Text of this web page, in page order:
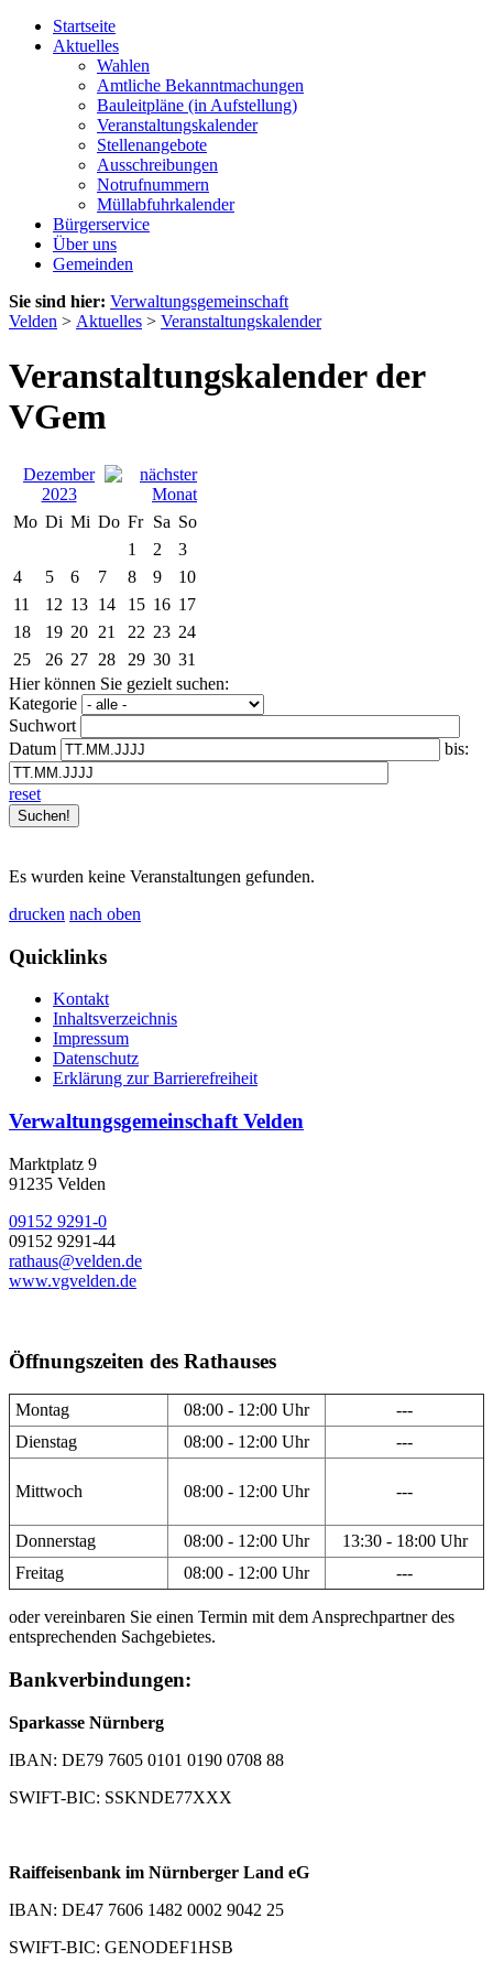
Startseite
Aktuelles
Wahlen
Amtliche Bekanntmachungen
Bauleitpläne (in Aufstellung)
Veranstaltungskalender
Stellenangebote
Ausschreibungen
Notrufnummern
Müllabfuhrkalender
Bürgerservice
Über uns
Gemeinden
Sie sind hier: Verwaltungsgemeinschaft
Velden > Aktuelles > Veranstaltungskalender
Veranstaltungskalender der
VGem
Dezember
2023
Mo Di Mi Do Fr Sa So
1
2
3
4
5 6 7 8 9
10
11
12 13 14 15 16 17
18
19 20 21 22 23 24
25
26 27 28 29 30 31
Hier können Sie gezielt suchen:
Kategorie
Suchwort
Datum
bis:
reset
Es wurden keine Veranstaltungen gefunden.
drucken nach oben
Quicklinks
Kontakt
Inhaltsverzeichnis
Impressum
Datenschutz
Erklärung zur Barrierefreiheit
Verwaltungsgemeinschaft Velden
Marktplatz 9
91235 Velden
09152 9291-0
09152 9291-44
rathaus@velden.de
www.vgvelden.de
Öffnungszeiten des Rathauses
Montag 08:00 - 12:00 Uhr
---
Dienstag
08:00 - 12:00 Uhr ---
Mittwoch 08:00 - 12:00 Uhr ---
Donnerstag 08:00 - 12:00 Uhr
13:30 - 18:00 Uhr
Freitag
08:00 - 12:00 Uhr ---
oder vereinbaren Sie einen Termin mit dem Ansprechpartner des
entsprechenden Sachgebietes.
Bankverbindungen:
Sparkasse Nürnberg
IBAN: DE79 7605 0101 0190 0708 88
SWIFT-BIC: SSKNDE77XXX
Raiffeisenbank im Nürnberger Land eG
IBAN: DE47 7606 1482 0002 9042 25
SWIFT-BIC: GENODEF1HSB